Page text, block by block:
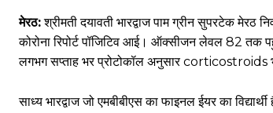
मेरठ:श्रीमती दयावती भारद्वाज पाम ग्रीन सुपरटेक मेरठ
कोरोना रिपोर्ट पॉजिटिव आई। ऑक्सीजन लेवल 82 तक
लगभग सप्ताह भर प्रोटोकॉल अनुसार corticostroids
साध्य भारद्वाज जो एमबीबीएस का फाइनल ईयर का